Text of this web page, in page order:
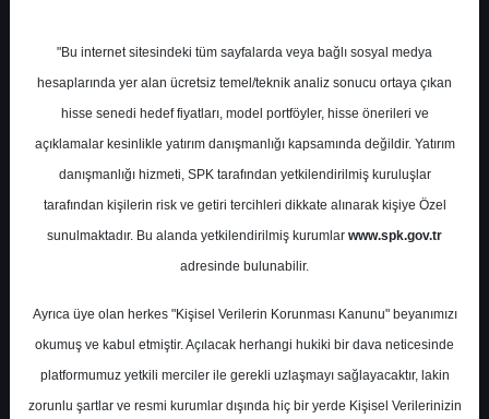
Ana Sayfa
Raporlar
İntegral Yatırım
Rapor Detay
ARCLK - Hedef Fiyat
İntegral Yatırım 03 Şubat 2025
"Bu internet sitesindeki tüm sayfalarda veya bağlı sosyal medya
hesaplarında yer alan ücretsiz temel/teknik analiz sonucu ortaya çıkan
hisse senedi hedef fiyatları, model portföyler, hisse önerileri ve
açıklamalar kesinlikle yatırım danışmanlığı kapsamında değildir. Yatırım
danışmanlığı hizmeti, SPK tarafından yetkilendirilmiş kuruluşlar
tarafından kişilerin risk ve getiri tercihleri dikkate alınarak kişiye Özel
sunulmaktadır. Bu alanda yetkilendirilmiş kurumlar www.spk.gov.tr
adresinde bulunabilir.
Ayrıca üye olan herkes "Kişisel Verilerin Korunması Kanunu" beyanımızı
okumuş ve kabul etmiştir. Açılacak herhangi hukiki bir dava neticesinde
platformumuz yetkili merciler ile gerekli uzlaşmayı sağlayacaktır, lakin
zorunlu şartlar ve resmi kurumlar dışında hiç bir yerde Kişisel Verilerinizin